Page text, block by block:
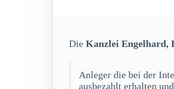
Die Kanzlei Engelhard,
Anleger die bei der
ausbezahlt erhalten